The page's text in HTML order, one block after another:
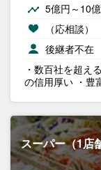
5億円～10
（応相談）
後継者不在
・数百社を超え
の信用厚い ・豊
スーパー（1店